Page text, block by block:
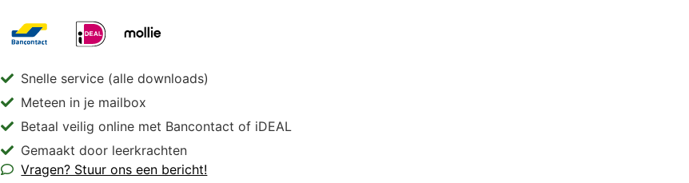
Snelle service (alle downloads)
Meteen in je mailbox
Betaal veilig online met Bancontact of iDEAL
Gemaakt door leerkrachten
Vragen? Stuur ons een bericht!